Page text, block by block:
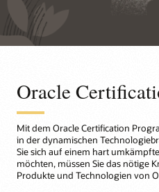
Oracle
Mit dem Oracle Certification
in der dynamischen
Sie sich auf einem hart
möchten, müssen Sie das nötige
Produkte und Technologien von